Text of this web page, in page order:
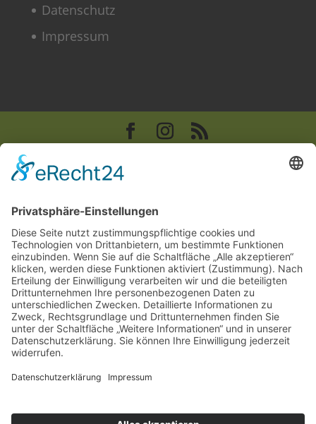
Datenschutz
Impressum
Spass by 2increase. Alle Rechte